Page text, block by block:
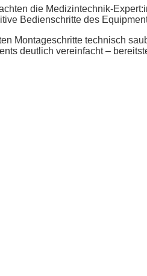
die Medizintechnik-
Bedienschritte des
Montageschritte technisch
deutlich vereinfacht –